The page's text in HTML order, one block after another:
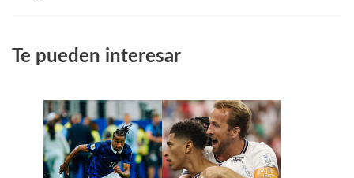
entradas
Te pueden interesar